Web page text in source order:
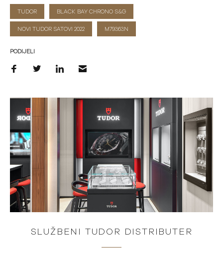
TUDOR BLACK BAY CHRONO S&G
NOVI TUDOR SATOVI 2022 M79363N
PODIJELI
SLUŽBENI TUDOR DISTRIBUTER